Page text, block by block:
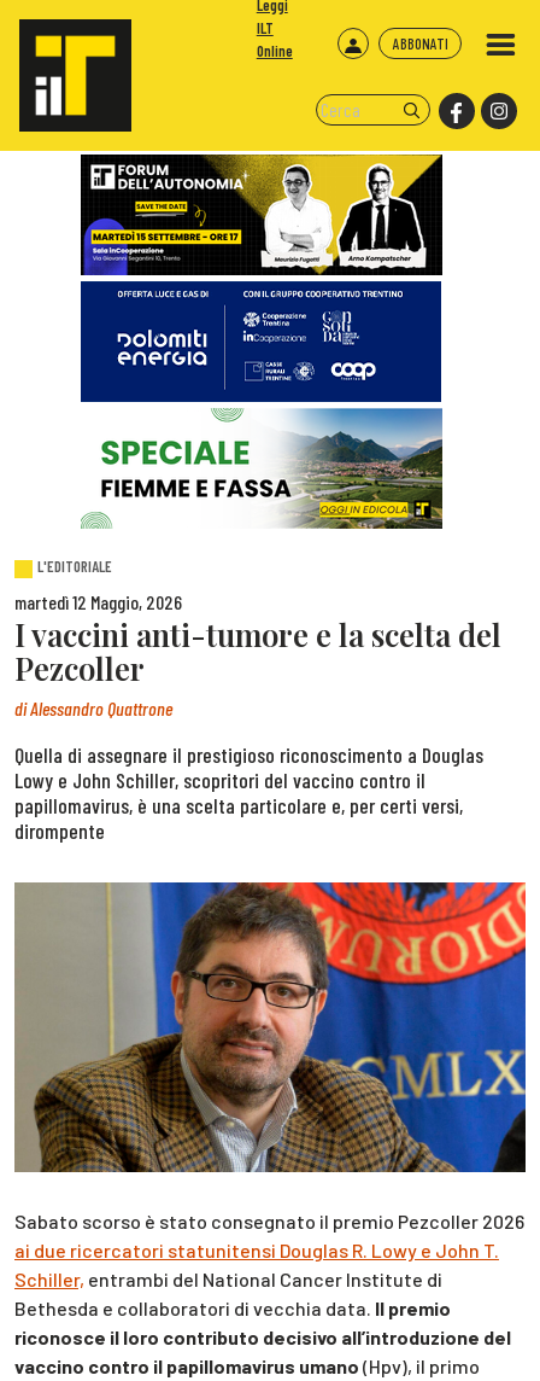
ABBONATI
Leggi
ILT
Online
L'EDITORIALE
martedì 12 Maggio, 2026
I vaccini anti-tumore e la scelta del
Pezcoller
diAlessandro Quattrone
Quella di assegnare il prestigioso riconoscimento a Douglas
Lowy e John Schiller, scopritori del vaccino contro il
papillomavirus, è una scelta particolare e, per certi versi,
dirompente
Sabato scorso è stato consegnato il premio Pezcoller 2026
ai due ricercatori statunitensi Douglas R. Lowy e John T.
Schiller, entrambi del National Cancer Institute di
Bethesda e collaboratori di vecchia data. Il premio
riconosce il loro contributo decisivo all’introduzione del
vaccino contro il papillomavirus umano (Hpv), il primo